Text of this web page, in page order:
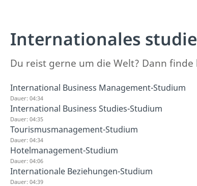
Internationales
Du reist gerne um die Welt? Dann
International Business Management-Studium
Dauer: 04:34
International Business Studies-Studium
Dauer: 04:35
Tourismusmanagement-Studium
Dauer: 04:34
Hotelmanagement-Studium
Dauer: 04:06
Internationale Beziehungen-Studium
Dauer: 04:39